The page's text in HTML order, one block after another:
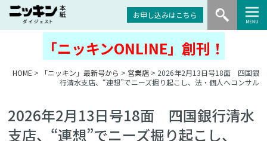
お申し込みはこちら
「ニッキンONLINE」創刊！
HOME > 「ニッキン」最新号から > 営業店> 2026年2月13日号18面 四国銀
行清水支店、“連想”でニーズ掘り起こし、法・個人へコンサル
2026年2月13日号18面 四国銀行清水
支店、“連想”でニーズ掘り起こし、